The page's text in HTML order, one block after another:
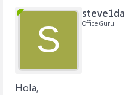
S
steve1da
Office Guru
Hola,